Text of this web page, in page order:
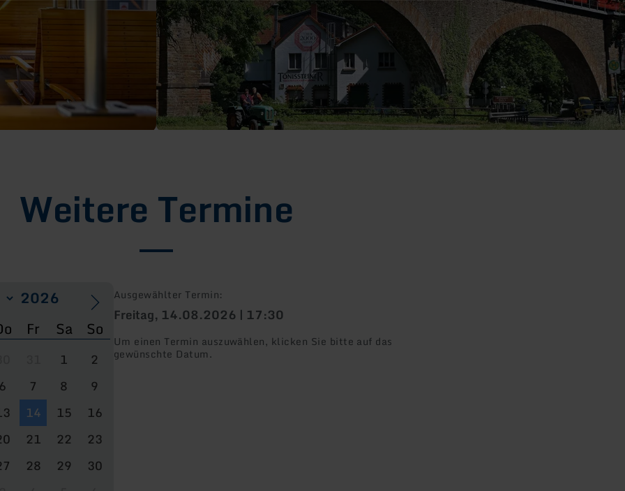
Weitere Termine
Fr Sa So
1
2
7 8
9
14 15
16
21 22
23
28 29
30
Ausgewählter Termin:
Freitag, 14.08.2026 | 17:30
Um einen Termin auszuwählen, klicken Sie bitte auf das
gewünschte Datum.